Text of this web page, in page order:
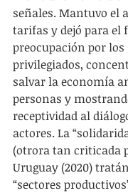
señales. Mantuvo el
tarifas y dejó para el
preocupación por los
privilegiados,
salvar la economía
personas y
receptividad al
actores. La
(otrora tan criticada
Uruguay (2020)
“sectores